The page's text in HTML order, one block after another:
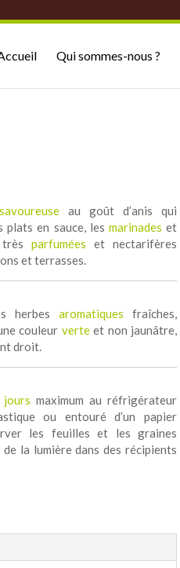
Qui sommes-nous ?
savoureuseau goût d’anis qui
plats en sauce, les marinades et
parfumées et nectarifères
et terrasses.
herbesaromatiques fraîches,
couleur verteet non jaunâtre,
droit.
maximum au réfrigérateur
ou entouré d’un papier
les feuilles et les graines
la lumière dans des récipients